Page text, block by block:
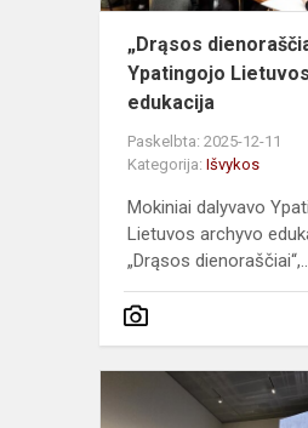
„Drąsos
Ypatingojo
edukacija
Paskelbta: 2025-12-11
Kategorija: Išvykos
Mokiniai dalyvavo
Lietuvos archyvo
„Drąsos